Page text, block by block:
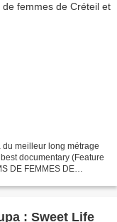
meilleur long métrage
documentary (Feature
DE FEMMES DE
: Sweet Life